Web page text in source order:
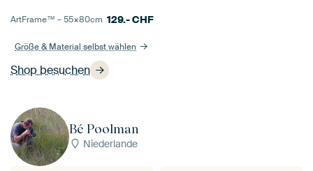
Shop besuchen
ArtFrame™ –55×80cm 129.-CHF
Größe & Material selbst wählen
Bé Poolman
Niederlande